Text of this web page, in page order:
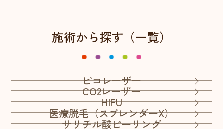
施術から探す（一覧）
ピコレーザー
CO2レーザー
HIFU
医療脱毛（スプレンダーX）
サリチル酸ピーリング